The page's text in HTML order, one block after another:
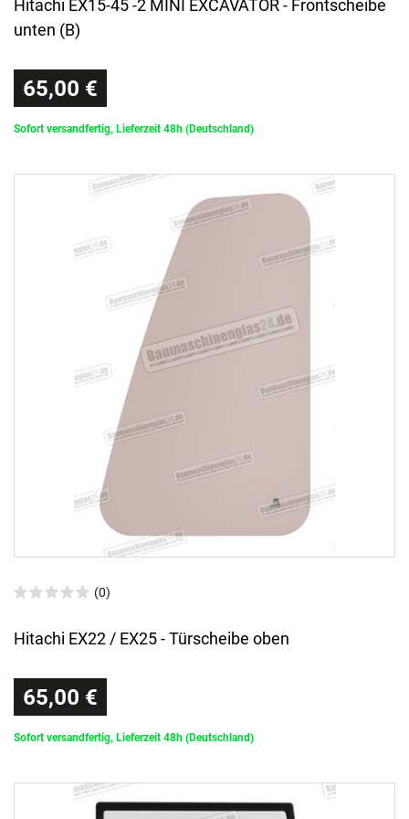
Hitachi EX15-45 -2 MINI EXCAVATOR - Frontscheibe
unten (B)
65,00 €
Sofort versandfertig, Lieferzeit 48h (Deutschland)
(0)
Hitachi EX22 / EX25 - Türscheibe oben
65,00 €
Sofort versandfertig, Lieferzeit 48h (Deutschland)